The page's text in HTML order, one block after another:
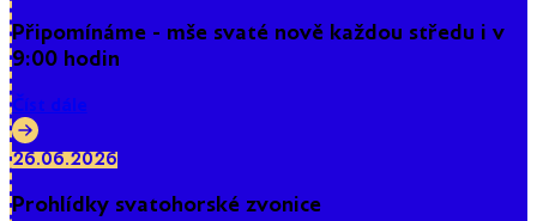
Připomínáme - mše svaté nově každou středu i v
9:00 hodin
Číst dále
26.06.2026
Prohlídky svatohorské zvonice